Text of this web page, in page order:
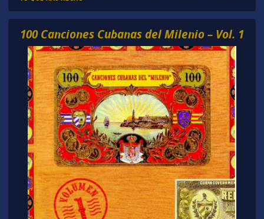
100 Canciones Cubanas del Milenio – Vol. 1